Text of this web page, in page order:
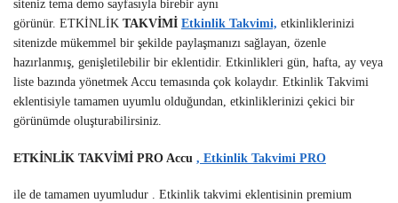
siteniz tema demo sayfasıyla birebir aynı
görünür. ETKİNLİK TAKVİMİ Etkinlik Takvimi, etkinliklerinizi
sitenizde mükemmel bir şekilde paylaşmanızı sağlayan, özenle
hazırlanmış, genişletilebilir bir eklentidir. Etkinlikleri gün, hafta, ay veya
liste bazında yönetmek Accu temasında çok kolaydır. Etkinlik Takvimi
eklentisiyle tamamen uyumlu olduğundan, etkinliklerinizi çekici bir
görünümde oluşturabilirsiniz.
ETKİNLİK TAKVİMİ PRO Accu , Etkinlik Takvimi PRO
ile de tamamen uyumludur . Etkinlik takvimi eklentisinin premium